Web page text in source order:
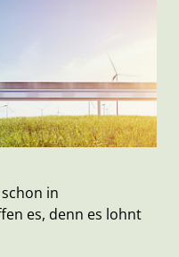
in
es, denn es lohnt